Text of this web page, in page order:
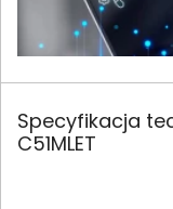
Specyfikacja
C51MLET